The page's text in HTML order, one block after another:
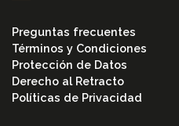
Preguntas frecuentes
Términos y Condiciones
Protección de Datos
Derecho al Retracto
Políticas de Privacidad